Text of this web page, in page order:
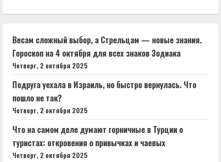
Весам сложный выбор, а Стрельцам — новые знания.
Гороскоп на 4 октября для всех знаков Зодиака
Четверг, 2 октября 2025
Подруга уехала в Израиль, но быстро вернулась. Что
пошло не так?
Четверг, 2 октября 2025
Что на самом деле думают горничные в Турции о
туристах: откровения о привычках и чаевых
Четверг, 2 октября 2025